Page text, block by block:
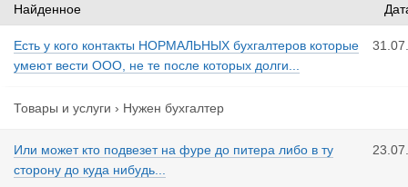
Найденное
Есть у кого контакты НОРМАЛЬНЫХ бухгалтеров которые
умеют вести ООО, не те после которых долги...
Товары и услуги › Нужен бухгалтер
Или может кто подвезет на фуре до питера либо в ту
сторону до куда нибудь...